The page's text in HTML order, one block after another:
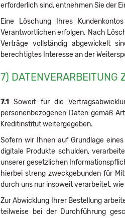
erforderlich sind, entnehmen Sie der
Eine Löschung Ihres
Verantwortlichen erfolgen. Nach
Verträge vollständig abgewickelt
berechtigtes Interesse an der
7) DATENVERARBEITUNG
7.1 Soweit für die
personenbezogenen Daten gemäß
Kreditinstitut weitergegeben.
Sofern wir Ihnen auf Grundlage
digitale Produkte schulden,
unserer gesetzlichen
hierbei streng zweckgebunden für
durch uns nur insoweit verarbeitet,
Zur Abwicklung Ihrer Bestellung
teilweise bei der Durchführung